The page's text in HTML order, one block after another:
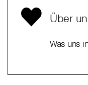
Über
Was uns